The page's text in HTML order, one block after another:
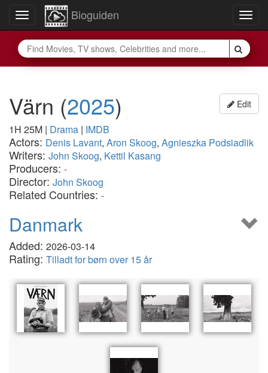
Toggle
navigation
Bioguiden
Edit
Värn (2025)
1H 25M | Drama | IMDB
Actors: Denis Lavant, Aron Skoog, Agnieszka Podsiadlik
Writers: John Skoog, Kettil Kasang
Producers: -
Director: John Skoog
Related Countries: -
Danmark
Added: 2026-03-14
Rating: Tilladt for børn over 15 år